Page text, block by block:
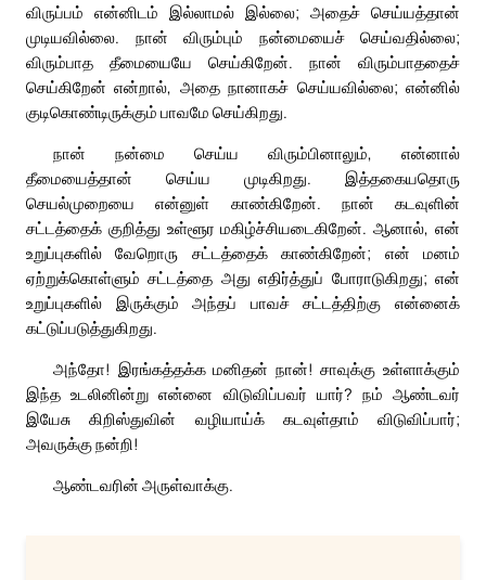
விருப்பம் என்னிடம் இல்லாமல் இல்லை; அதைச் செய்யத்தான்
முடியவில்லை. நான் விரும்பும் நன்மையைச் செய்வதில்லை;
விரும்பாத தீமையையே செய்கிறேன். நான் விரும்பாததைச்
செய்கிறேன் என்றால், அதை நானாகச் செய்யவில்லை; என்னில்
குடிகொண்டிருக்கும் பாவமே செய்கிறது.
நான் நன்மை செய்ய விரும்பினாலும், என்னால்
தீமையைத்தான் செய்ய முடிகிறது. இத்தகையதொரு
செயல்முறையை என்னுள் காண்கிறேன். நான் கடவுளின்
சட்டத்தைக் குறித்து உள்ளூர மகிழ்ச்சியடைகிறேன். ஆனால், என்
உறுப்புகளில் வேறொரு சட்டத்தைக் காண்கிறேன்; என் மனம்
ஏற்றுக்கொள்ளும் சட்டத்தை அது எதிர்த்துப் போராடுகிறது; என்
உறுப்புகளில் இருக்கும் அந்தப் பாவச் சட்டத்திற்கு என்னைக்
கட்டுப்படுத்துகிறது.
அந்தோ! இரங்கத்தக்க மனிதன் நான்! சாவுக்கு உள்ளாக்கும்
இந்த உடலினின்று என்னை விடுவிப்பவர் யார்? நம் ஆண்டவர்
இயேசு கிறிஸ்துவின் வழியாய்க் கடவுள்தாம் விடுவிப்பார்;
அவருக்கு நன்றி!
ஆண்டவரின் அருள்வாக்கு.